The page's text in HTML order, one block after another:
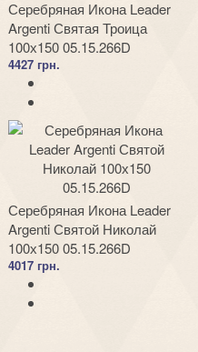
Серебряная Икона Leader
Argenti Святая Троица
100х150 05.15.266D
4427 грн.
Серебряная Икона Leader
Argenti Святой Николай
100х150 05.15.266D
4017 грн.